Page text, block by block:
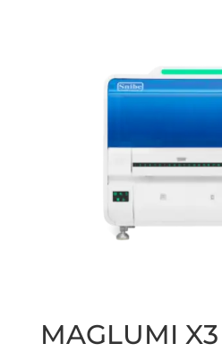
MAGLUMI X3